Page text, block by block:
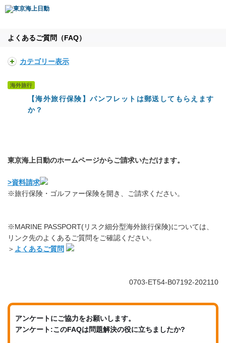
よくあるご質問（FAQ）
カテゴリー表示
海外旅行
【海外旅行保険】パンフレットは郵送してもらえます
か？
東京海上日動のホームページからご請求いただけます。
>資料請求
※旅行保険・ゴルファー保険を開き、ご請求ください。
※MARINE PASSPORT(リスク細分型海外旅行保険)については、
リンク先のよくあるご質問をご確認ください。
＞ よくあるご質問
0703-ET54-B07192-202110
アンケートにご協力をお願いします。
アンケート:このFAQは問題解決の役に立ちましたか?